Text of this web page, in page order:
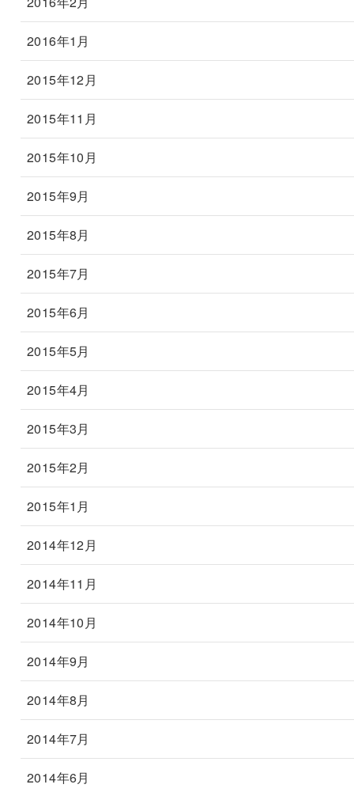
2016年1月
2015年12月
2015年11月
2015年10月
2015年9月
2015年8月
2015年7月
2015年6月
2015年5月
2015年4月
2015年3月
2015年2月
2015年1月
2014年12月
2014年11月
2014年10月
2014年9月
2014年8月
2014年7月
2014年6月